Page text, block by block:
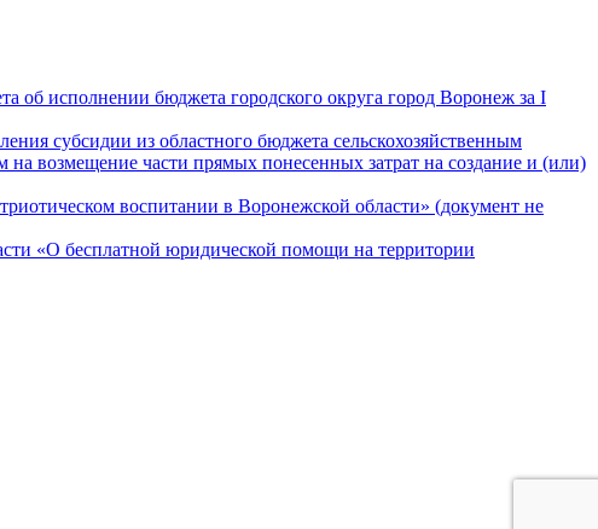
об исполнении бюджета городского округа город Воронеж за I
субсидии из областного бюджета сельскохозяйственным
возмещение части прямых понесенных затрат на создание и (или)
воспитании в Воронежской области» (документ не
«О бесплатной юридической помощи на территории